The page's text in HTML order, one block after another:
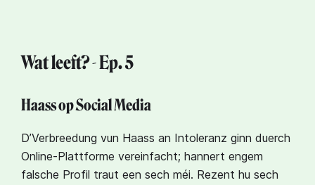
Wat leeft? - Ep. 5
Haass op Social Media
D’Verbreedung vun Haass an Intoleranz ginn duerch
Online-Plattforme vereinfacht; hannert engem
falsche Profil traut een sech méi. Rezent hu sech